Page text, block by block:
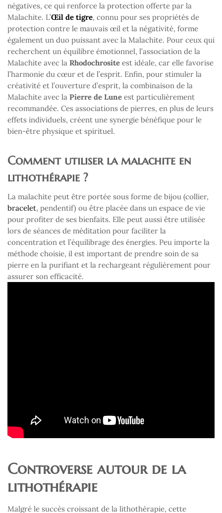
négatives, ce qui renforce la protection offerte par la
Malachite. L’Œil de tigre, connu pour ses propriétés de
protection contre le mauvais œil et la négativité, forme
également un duo puissant avec la Malachite. Pour ceux qui
recherchent un équilibre émotionnel, l’association de la
Malachite avec la Rhodochrosite est idéale, car elle favorise
l’harmonie du cœur et de l’esprit. Enfin, pour stimuler la
créativité et l’ouverture d’esprit, la combinaison de la
Malachite avec la Pierre de Lune est particulièrement
recommandée. Ces associations de pierres, en plus de leurs
effets individuels, créent une synergie bénéfique pour le
bien-être physique et spirituel.
Comment utiliser la malachite en
lithothérapie ?
La malachite peut être portée sous forme de bijou (collier,
bracelet, pendentif) ou être placée dans un espace de vie
pour profiter de ses bienfaits. Elle peut aussi être utilisée
lors de séances de méditation pour faciliter la
concentration et l’équilibrage des énergies. Peu importe la
méthode choisie, il est important de prendre soin de sa
pierre en la purifiant et la rechargeant régulièrement pour
assurer son efficacité.
Controverse autour de la
lithothérapie
Malgré le succès croissant de la lithothérapie, cette